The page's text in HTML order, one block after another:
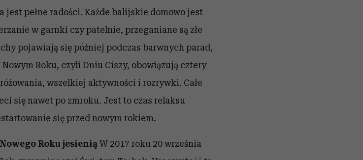
jest pełne radości. Każde balijskie domowo jest
w garnki czy patelnie, przeganiane są złe
pojawiają się później podczas barwnych parad,
Roku, czyli Dniu Ciszy, obowiązują cztery
wszelkiej aktywności i rozrywki. Całe
się nawet po zmroku. Jest to czas relaksu
się przed nowym rokiem.
Roku jesienią W 2017 roku 20 września